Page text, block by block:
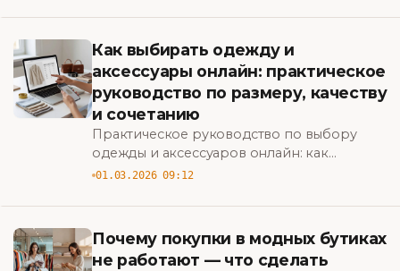
Как выбирать одежду и
аксессуары онлайн: практическое
руководство по размеру, качеству
и сочетанию
Практическое руководство по выбору
одежды и аксессуаров онлайн: как
правильно определить размер, проверить
образов.
01.03.2026 09:12
Почему покупки в модных бутиках
не работают — что сделать